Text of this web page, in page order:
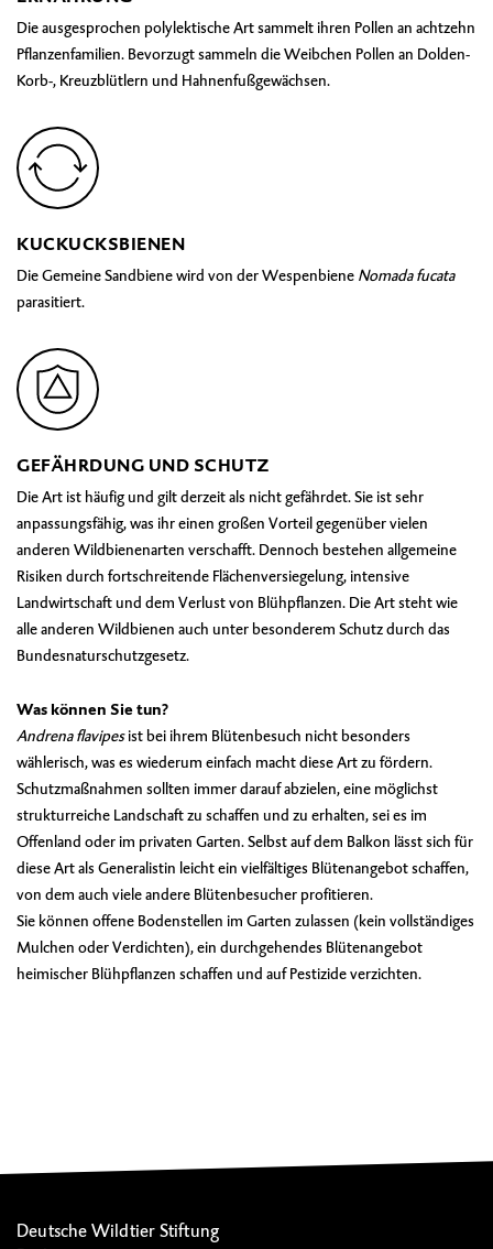
Die ausgesprochen polylektische Art sammelt ihren Pollen an achtzehn
Pflanzenfamilien. Bevorzugt sammeln die Weibchen Pollen an Dolden-
Korb-, Kreuzblütlern und Hahnenfußgewächsen.
KUCKUCKSBIENEN
Die Gemeine Sandbiene wird von der Wespenbiene Nomada fucata
parasitiert.
GEFÄHRDUNG UND SCHUTZ
Die Art ist häufig und gilt derzeit als nicht gefährdet. Sie ist sehr
anpassungsfähig, was ihr einen großen Vorteil gegenüber vielen
anderen Wildbienenarten verschafft. Dennoch bestehen allgemeine
Risiken durch fortschreitende Flächenversiegelung, intensive
Landwirtschaft und dem Verlust von Blühpflanzen. Die Art steht wie
alle anderen Wildbienen auch unter besonderem Schutz durch das
Bundesnaturschutzgesetz.
Was können Sie tun?
Andrena flavipesist bei ihrem Blütenbesuch nicht besonders
wählerisch, was es wiederum einfach macht diese Art zu fördern.
Schutzmaßnahmen sollten immer darauf abzielen, eine möglichst
strukturreiche Landschaft zu schaffen und zu erhalten, sei es im
Offenland oder im privaten Garten. Selbst auf dem Balkon lässt sich für
diese Art als Generalistin leicht ein vielfältiges Blütenangebot schaffen,
von dem auch viele andere Blütenbesucher profitieren.
Sie können offene Bodenstellen im Garten zulassen (kein vollständiges
Mulchen oder Verdichten), ein durchgehendes Blütenangebot
heimischer Blühpflanzen schaffen und auf Pestizide verzichten.
Deutsche Wildtier Stiftung